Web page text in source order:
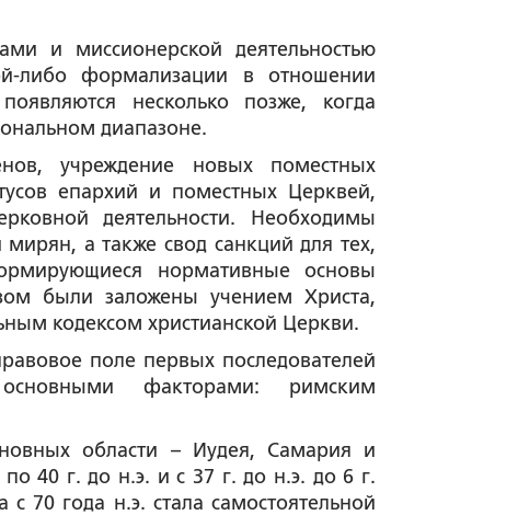
и миссионерской деятельностью
либо формализации в отношении
несколько позже, когда
диапазоне.
учреждение новых поместных
епархий и поместных Церквей,
деятельности. Необходимы
а также свод санкций для тех,
нормативные основы
были заложены учением Христа,
кодексом христианской Церкви.
поле первых последователей
факторами: римским
области – Иудея, Самария и
40 г. до н.э. и с 37 г. до н.э. до 6 г.
70 года н.э. стала самостоятельной